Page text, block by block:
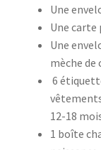
Une
Une carte
Une
mèche de
6
12-18
1 boîte